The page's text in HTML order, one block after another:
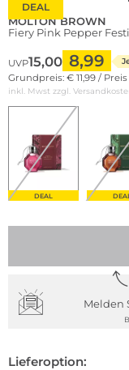
DEAL
MOLTON BROWN
Fiery Pink Pepper
UVP15,00 8,99
Grundpreis: € 11,99 /
inkl. Mwst zzgl.
DEAL DEAL
Melden
Lieferoption: